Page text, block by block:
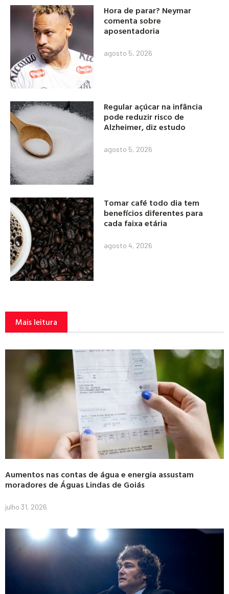
Hora de parar? Neymar
comenta sobre
aposentadoria
agosto 5, 2026
Regular açúcar na infância
pode reduzir risco de
Alzheimer, diz estudo
agosto 5, 2026
Tomar café todo dia tem
benefícios diferentes para
cada faixa etária
agosto 4, 2026
Mais leitura
Aumentos nas contas de água e energia assustam
moradores de Águas Lindas de Goiás
julho 31, 2026